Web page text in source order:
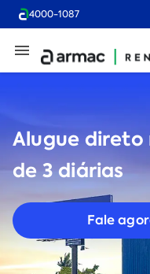
4000-1087
Alugue
de 3 diárias
Fale